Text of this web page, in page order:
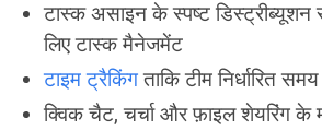
टास्क असाइन के स्पष्ट
लिए टास्क मैनेजमेंट
टाइम ट्रैकिंगताकि टीम निर्धारित
क्विक चैट, चर्चा और फ़ाइल शेयरिंग के